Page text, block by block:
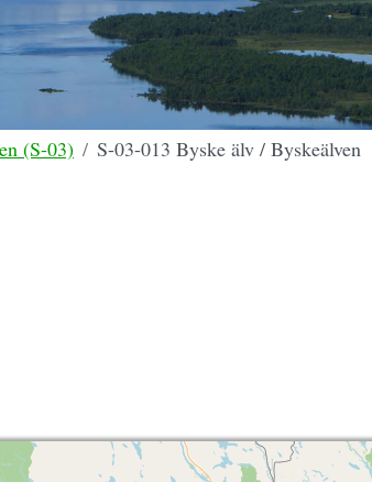
(S-03) S-03-013 Byske älv / Byskeälven